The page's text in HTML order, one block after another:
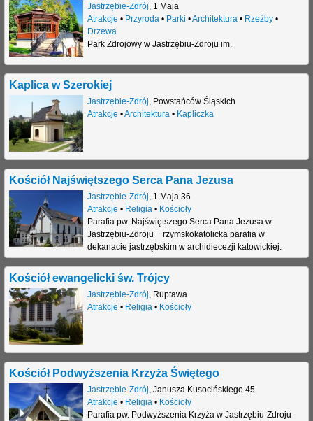
Jastrzębie-Zdrój, 1 Maja
Atrakcje • Przyroda• Parki •Architektura• Rzeźby•
Drzewa
Park Zdrojowy w Jastrzębiu-Zdroju im.
Kaplica w Szerokiej
Jastrzębie-Zdrój, Powstańców Śląskich
Atrakcje •Architektura• Kapliczka
Kościół Najświętszego Serca Pana Jezusa
Jastrzębie-Zdrój, 1 Maja 36
Atrakcje • Religia• Kościoły
Parafia pw. Najświętszego Serca Pana Jezusa w
Jastrzębiu-Zdroju − rzymskokatolicka parafia w
dekanacie jastrzębskim w archidiecezji katowickiej.
Kościół ewangelicki św. Trójcy
Jastrzębie-Zdrój Ruptawa
Atrakcje • Religia • Kościoły
Kościół Podwyższenia Krzyża Świętego
Jastrzębie-Zdrój Janusza Kusocińskiego 45
Atrakcje • Religia • Kościoły
Parafia pw. Podwyższenia Krzyża w Jastrzębiu-Zdroju -